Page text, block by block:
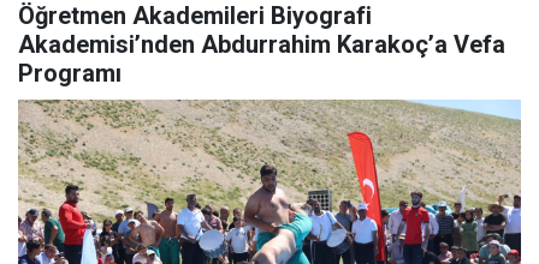
Öğretmen Akademileri Biyografi
Akademisi’nden Abdurrahim Karakoç’a Vefa
Programı